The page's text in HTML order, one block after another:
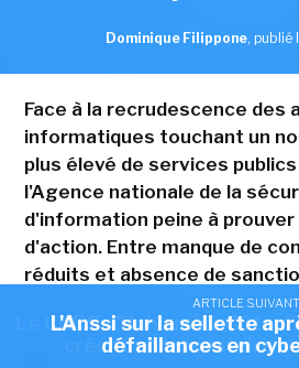
ARTICLE SUIVANT
Le CNRS, l'Université Côte
créent un laboratoire
ARTICLE SUIVANT
L'Anssi sur la sellette
défaillances en
Dominique Filippone, publié
Face à la recrudescence des
informatiques touchant un
plus élevé de services
l'Agence nationale de la
d'information peine à
d'action. Entre manque de
réduits et absence de
l'Anssi multiplie les bugs.